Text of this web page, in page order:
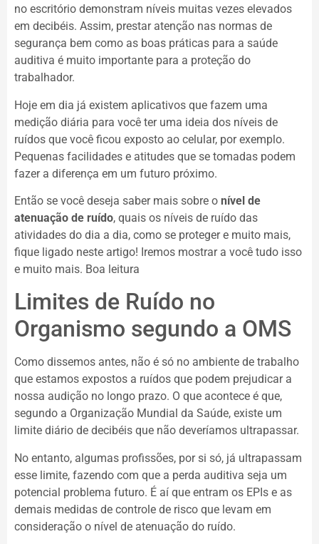
no escritório demonstram níveis muitas vezes elevados
em decibéis. Assim, prestar atenção nas normas de
segurança bem como as boas práticas para a saúde
auditiva é muito importante para a proteção do
trabalhador.
Hoje em dia já existem aplicativos que fazem uma
medição diária para você ter uma ideia dos níveis de
ruídos que você ficou exposto ao celular, por exemplo.
Pequenas facilidades e atitudes que se tomadas podem
fazer a diferença em um futuro próximo.
Então se você deseja saber mais sobre o nível de
atenuação de ruído, quais os níveis de ruído das
atividades do dia a dia, como se proteger e muito mais,
fique ligado neste artigo! Iremos mostrar a você tudo isso
e muito mais. Boa leitura
Limites de Ruído no
Organismo segundo a OMS
Como dissemos antes, não é só no ambiente de trabalho
que estamos expostos a ruídos que podem prejudicar a
nossa audição no longo prazo. O que acontece é que,
segundo a Organização Mundial da Saúde, existe um
limite diário de decibéis que não deveríamos ultrapassar.
No entanto, algumas profissões, por si só, já ultrapassam
esse limite, fazendo com que a perda auditiva seja um
potencial problema futuro. É aí que entram os EPIs e as
demais medidas de controle de risco que levam em
consideração o nível de atenuação do ruído.